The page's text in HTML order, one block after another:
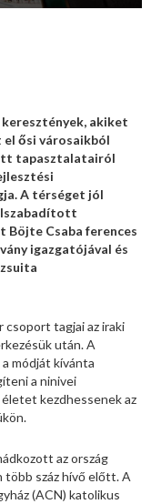
akiket
ősi városaikból
tapasztalatairól
A térséget jól
Csaba ferences
igazgatójával és
csoport tagjai az iraki
után. A
módját kívánta
a ninivei
kezdhessenek az
az ország
több száz hívő előtt. A
(ACN) katolikus